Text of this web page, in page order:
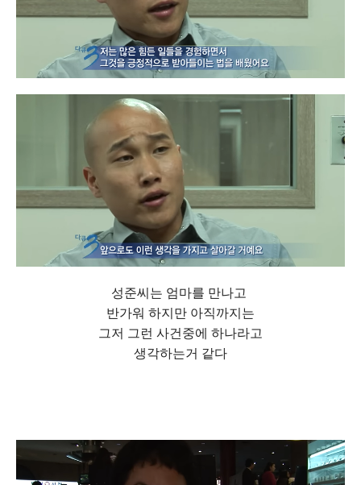
성준씨는 엄마를 만나고
반가워 하지만 아직까지는
그저 그런 사건중에 하나라고
생각하는거 같다